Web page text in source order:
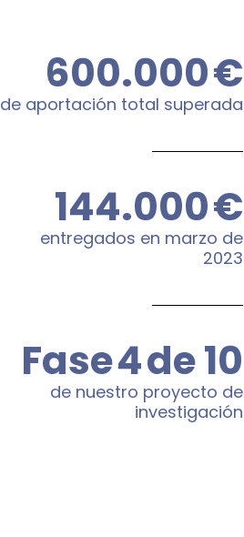
600.000€
de aportación total superada
144.000€
entregados en marzo de
2023
Fase4de 10
de nuestro proyecto de
investigación